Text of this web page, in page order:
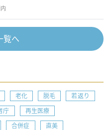
覧へ
老化 脱毛
若返り
庁
再生医療
合併症
直美